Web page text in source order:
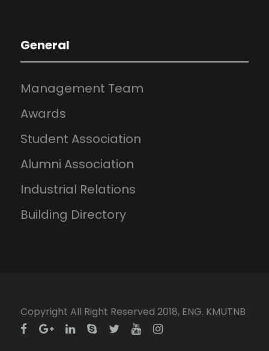
General
Management Team
Awards
Student Association
Alumni Association
Industrial Relations
Building Directory
Copyright All Right Reserved 2018, ENG. KMUTNB